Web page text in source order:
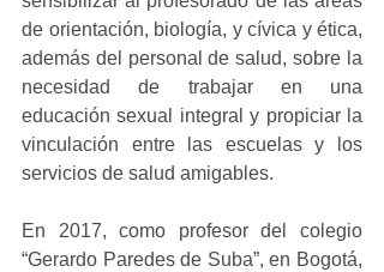
de orientación, biología, y cívica y ética,
además del personal de salud, sobre la
necesidad de trabajar en una
educación sexual integral y propiciar la
vinculación entre las escuelas y los
servicios de salud amigables.
En 2017, como profesor del colegio
“Gerardo Paredes de Suba”, en Bogotá,